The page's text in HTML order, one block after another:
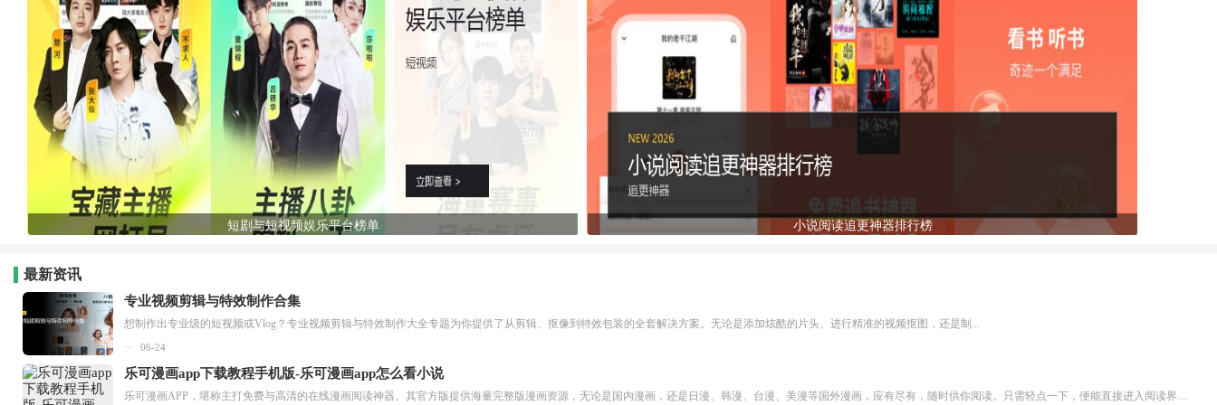
短剧与短视频娱乐平台榜单 小说阅读追更神器排行榜
最新资讯
专业视频剪辑与特效制作合集
想制作出专业级的短视频或Vlog？专业视频剪辑与特效制作大全专题为你提供了从剪辑、抠像到特效包装的全套解决方案。无论是添加炫酷的片头、进行精准的视频抠图，还是制...
06-24
乐可漫画app下载教程手机版-乐可漫画app怎么看小说
乐可漫画APP，堪称主打免费与高清的在线漫画阅读神器。其官方版提供海量完整版漫画资源，无论是国内漫画，还是日漫、韩漫、台漫、美漫等国外漫画，应有尽有，随时供你阅读。只需轻点一下，便能直接进入阅读界面。不仅如此，乐可漫画最新版本更新速度极快，在这里，你总能抢先看到全网一手漫画章节内容！...